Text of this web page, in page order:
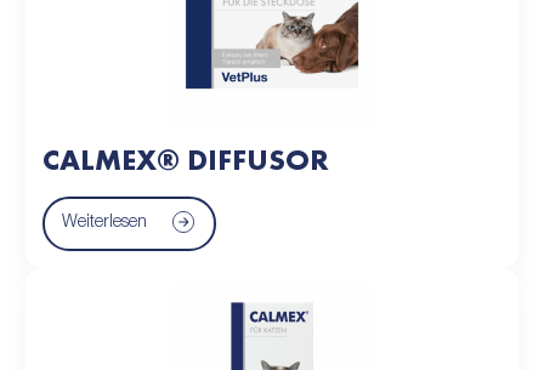
CALMEX® DIFFUSOR
Weiterlesen